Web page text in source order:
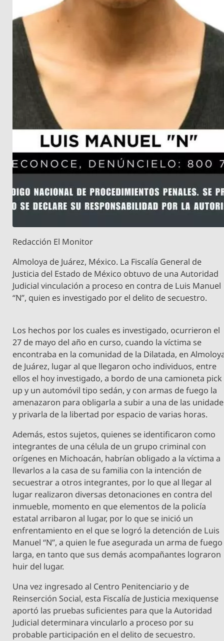
Redacción El Monitor
Almoloya de Juárez, México. La Fiscalía General de
Justicia del Estado de México obtuvo de una Autoridad
Judicial vinculación a proceso en contra de Luis Manuel
“N”, quien es investigado por el delito de secuestro.
Los hechos por los cuales es investigado, ocurrieron el
27 de mayo del año en curso, cuando la víctima se
encontraba en la comunidad de la Dilatada, en
de Juárez, lugar al que llegaron ocho individuos, entre
ellos el hoy investigado, a bordo de una camioneta pick
up y un automóvil tipo sedán, y con armas de fuego la
amenazaron para obligarla a subir a una de las
y privarla de la libertad por espacio de varias horas.
Además, estos sujetos, quienes se identificaron como
integrantes de una célula de un grupo criminal con
orígenes en Michoacán, habrían obligado a la víctima a
llevarlos a la casa de su familia con la intención de
secuestrar a otros integrantes, por lo que al llegar al
lugar realizaron diversas detonaciones en contra del
inmueble, momento en que elementos de la policía
estatal arribaron al lugar, por lo que se inició un
enfrentamiento en el que se logró la detención de Luis
Manuel “N”, a quien le fue asegurada un arma de fuego
larga, en tanto que sus demás acompañantes lograron
huir del lugar.
Una vez ingresado al Centro Penitenciario y de
Reinserción Social, esta Fiscalía de Justicia mexiquense
aportó las pruebas suficientes para que la Autoridad
Judicial determinara vincularlo a proceso por su
probable participación en el delito de secuestro.